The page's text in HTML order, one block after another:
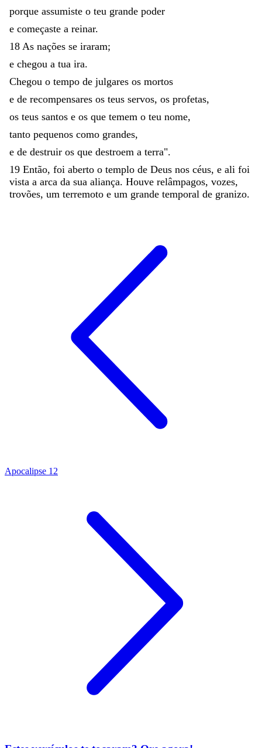
porque assumiste o teu grande poder
e começaste a reinar.
18 As nações se iraram;
e chegou a tua ira.
Chegou o tempo de julgares os mortos
e de recompensares os teus servos, os profetas,
os teus santos e os que temem o teu nome,
tanto pequenos como grandes,
e de destruir os que destroem a terra".
19 Então, foi aberto o templo de Deus nos céus, e ali foi
vista a arca da sua aliança. Houve relâmpagos, vozes,
trovões, um terremoto e um grande temporal de granizo.
Apocalipse 12